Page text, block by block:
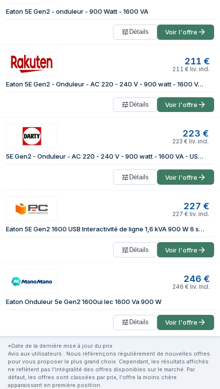
Eaton 5E Gen2 - onduleur - 900 Watt - 1600 VA
Détails Voir l'offre
211 €
211 € liv. incl.
Eaton 5E Gen2 - Onduleur - AC 220 - 240 V - 900 watt - 1600 VA - USB - connecteurs de sortie : 6
Détails Voir l'offre
223 €
223 € liv. incl.
5E Gen2 - Onduleur - AC 220 - 240 V - 900 watt - 1600 VA - USB - connecteurs de sortie : 6
Détails Voir l'offre
227 €
227 € liv. incl.
Eaton 5E Gen2 1600 USB Interactivité de ligne 1,6 kVA 900 W 6 sortie(s) CA
Détails Voir l'offre
246 €
246 € liv. incl.
Eaton Onduleur 5e Gen2 1600ui Iec 1600 Va 900 W
Détails Voir l'offre
*Date de la dernière mise à jour du prix
Avis aux utilisateurs : Nous référençons régulièrement de nouvelles offres
pour vous proposer le plus grand choix. Cependant, les résultats affichés
ne reflètent pas l'intégralité des offres disponibles sur le marché. Par
défaut, les offres sont classées par prix, l'offre la moins chère
apparaissant en première position.